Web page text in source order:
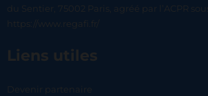
du Sentier, 75002 Paris, agréé par l’ACPR
https://www.regafi.fr/
Liens utiles
Devenir partenaire